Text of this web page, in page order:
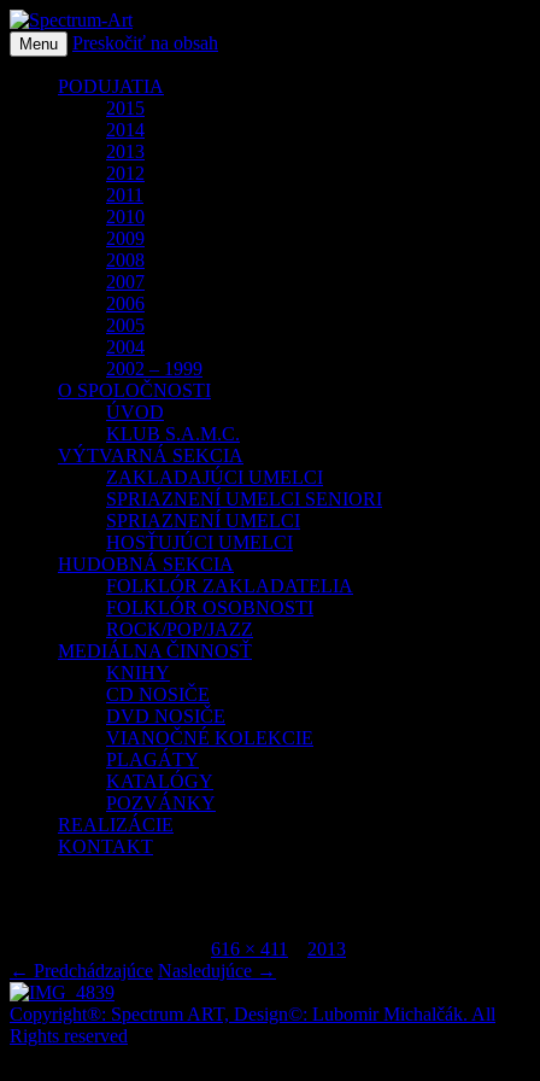
Spectrum-Art
O spoločnosti Spectrum Art
Menu Preskočiť na obsah
PODUJATIA
2015
2014
2013
2012
2011
2010
2009
2008
2007
2006
2005
2004
2002 – 1999
O SPOLOČNOSTI
ÚVOD
KLUB S.A.M.C.
VÝTVARNÁ SEKCIA
ZAKLADAJÚCI UMELCI
SPRIAZNENÍ UMELCI SENIORI
SPRIAZNENÍ UMELCI
HOSŤUJÚCI UMELCI
HUDOBNÁ SEKCIA
FOLKLÓR ZAKLADATELIA
FOLKLÓR OSOBNOSTI
ROCK/POP/JAZZ
MEDIÁLNA ČINNOSŤ
KNIHY
CD NOSIČE
DVD NOSIČE
VIANOČNÉ KOLEKCIE
PLAGÁTY
KATALÓGY
POZVÁNKY
REALIZÁCIE
KONTAKT
616 × 411 2013
← Predchádzajúce Nasledujúce →
Copyright®: Spectrum ART, Design©: Lubomir Michalčák. All
Rights reserved